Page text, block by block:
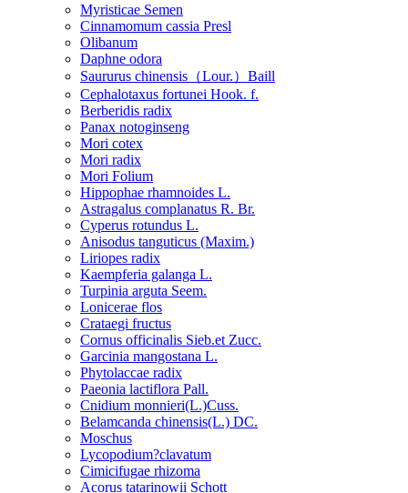
Myristicae Semen
Cinnamomum cassia Presl
Olibanum
Daphne odora
Saururus chinensis（Lour.）Baill
Cephalotaxus fortunei Hook. f.
Berberidis radix
Panax notoginseng
Mori cotex
Mori radix
Mori Folium
Hippophae rhamnoides L.
Astragalus complanatus R. Br.
Cyperus rotundus L.
Anisodus tanguticus (Maxim.)
Liriopes radix
Kaempferia galanga L.
Turpinia arguta Seem.
Lonicerae flos
Crataegi fructus
Cornus officinalis Sieb.et Zucc.
Garcinia mangostana L.
Phytolaccae radix
Paeonia lactiflora Pall.
Cnidium monnieri(L.)Cuss.
Belamcanda chinensis(L.) DC.
Moschus
Lycopodium?clavatum
Cimicifugae rhizoma
Acorus tatarinowii Schott